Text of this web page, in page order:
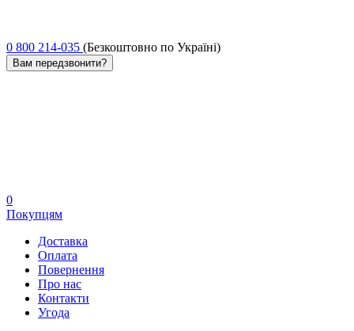
0 800 214-035 (Безкоштовно по Україні)
Вам передзвонити?
0
Покупцям
Доставка
Оплата
Повернення
Про нас
Контакти
Угода